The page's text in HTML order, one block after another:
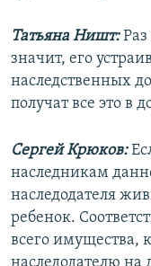
Татьяна Ништ:Раз
значит, его
наследственных
получат все это в
Сергей Крюков:
наследникам
наследодателя
ребенок.
всего имущества,